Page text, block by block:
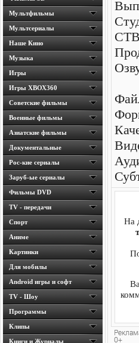
Мультфильмы
Мультсериалы
Наше Кино
Музыка
Игры
Игры ХВОХ360
Cоветские фильмы
Военные фильмы
Азиатские фильмы
Документальные
Рос-кие сериалы
Заруб-ые сериалы
Фильмы DVD
TV - передачи
Спорт
Аниме
Картинки
Для мобилы
Android игры и софт
TV - Шоу
Программы
Клипы
Книги и Журналы
На